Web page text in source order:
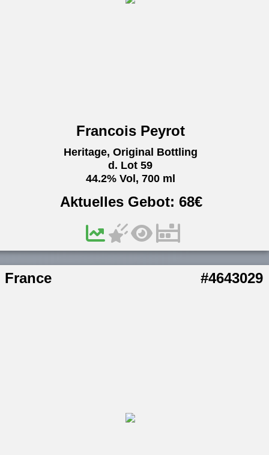
Francois Peyrot
Heritage, Original Bottling
d. Lot 59
44.2% Vol, 700 ml
Aktuelles Gebot:68€
France #4643029